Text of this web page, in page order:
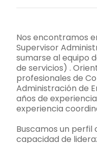
Nos encontramos
Supervisor
sumarse al equipo
de servicios) .
profesionales de
Administración de
años de
experiencia
Buscamos un perfil
capacidad de